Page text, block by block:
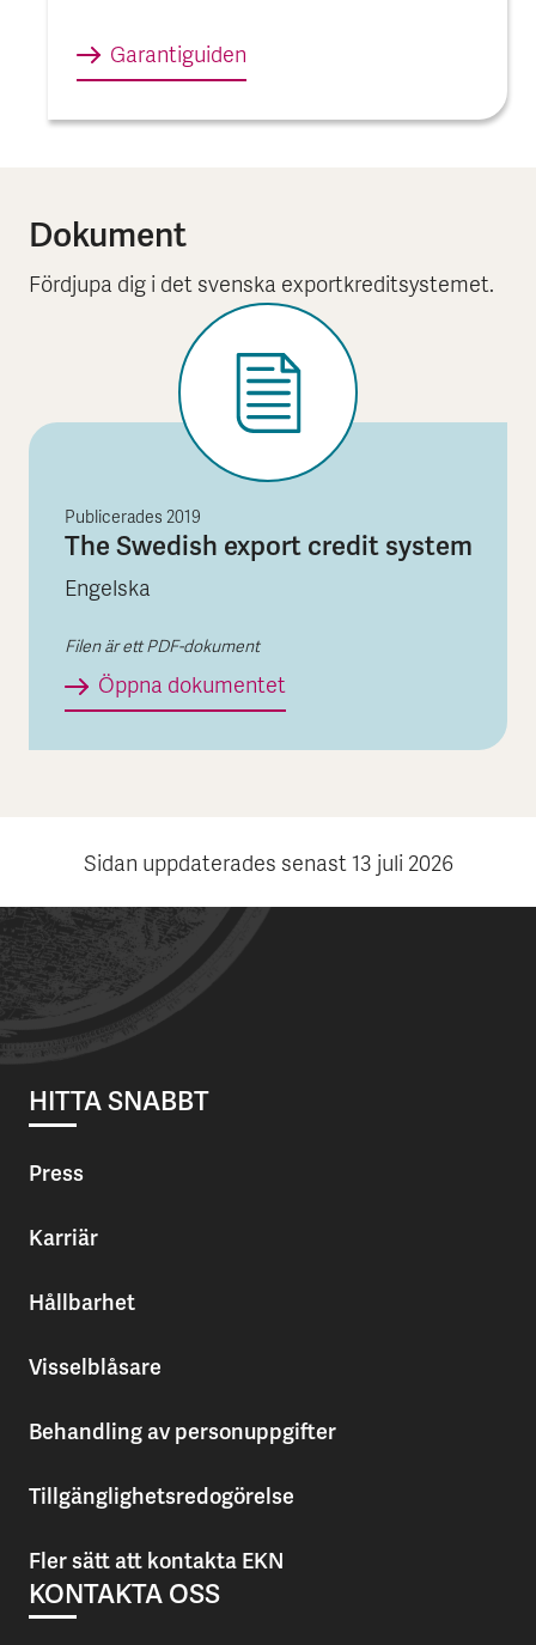
Garantiguiden
Dokument
Fördjupa dig i det svenska exportkreditsystemet.
Publicerades 2019
The Swedish export credit system
Engelska
Filen är ett PDF-dokument
Öppna dokumentetThe Swedish export
Sidan uppdaterades senast 13 juli 2026
HITTA SNABBT
Press
Karriär
Hållbarhet
Visselblåsare
Behandling av personuppgifter
Tillgänglighetsredogörelse
Fler sätt att kontakta EKN
KONTAKTA OSS